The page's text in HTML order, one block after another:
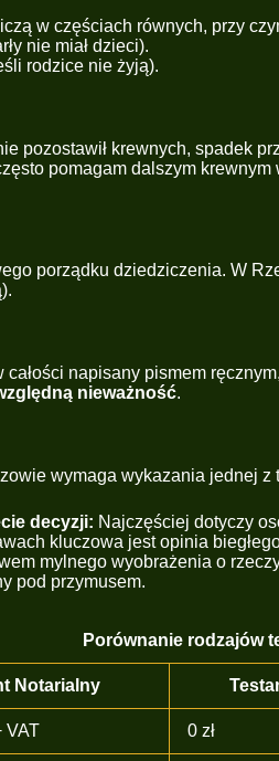
w częściach równych, przy
nie miał dzieci).
rodzice nie żyją).
pozostawił krewnych, spadek
pomagam dalszym
porządku dziedziczenia. W
napisany pismem
nieważność.
wymaga wykazania jednej z
decyzji: Najczęściej dotyczy
kluczowa jest opinia
mylnego wyobrażenia o
pod przymusem.
Porównanie rodzajów
Notarialny
VAT 0 zł